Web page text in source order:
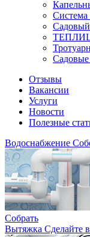
Система
Садовый
Отзывы
Вакансии
Услуги
Новости
Полезные
Водоснабжение
Собрать
Вытяжка Сделайте